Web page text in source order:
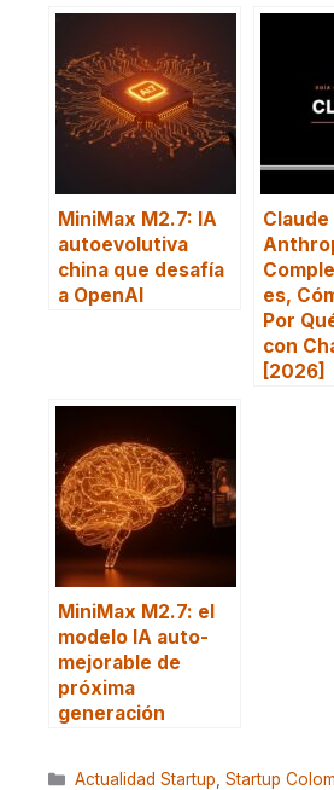
MiniMax M2.7: IA
autoevolutiva
china que desafía
a OpenAI
Claude
es,
Por
con
[2026]
MiniMax M2.7: el
modelo IA auto-
mejorable de
próxima
generación
Categorías
Actualidad Startup Startup